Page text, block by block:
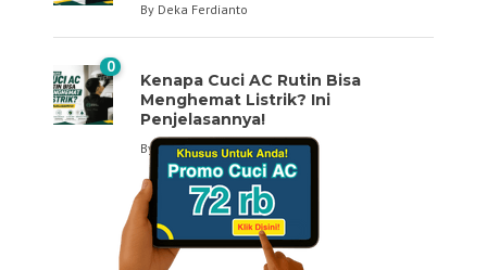
By Deka Ferdianto
0
Kenapa Cuci AC Rutin Bisa
Menghemat Listrik? Ini
Penjelasannya!
By Deka Ferdianto